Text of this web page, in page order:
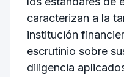
caracterizan a la
institución
escrutinio sobre
diligencia